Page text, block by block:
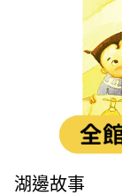
湖邊故事